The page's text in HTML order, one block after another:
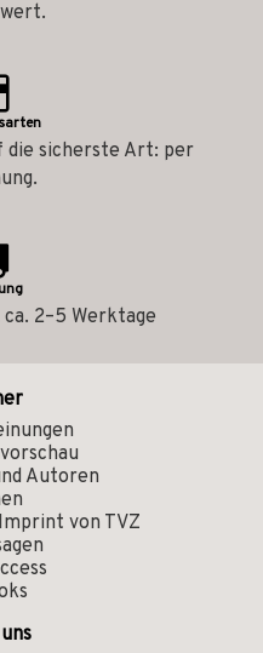
die sicherste Art: per
2–5 Werktage
Autoren
von TVZ